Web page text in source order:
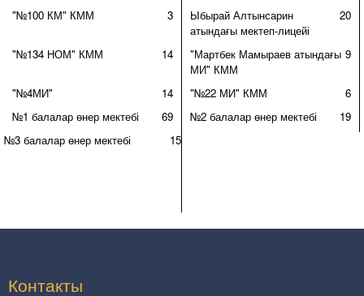
"№100 КМ" КММ
3
Ыбырай Алтынсарин
атындағы мектеп-лицейі
20
"№134 НОМ" КММ 14
"Мартбек Мамыраев атындағы
МИ" КММ
9
"№4МИ" 14 "№22 МИ" КММ
6
№1 балалар өнер мектебі
69 №2 балалар өнер мектебі
19
№3 балалар өнер мектебі
15
Контакты